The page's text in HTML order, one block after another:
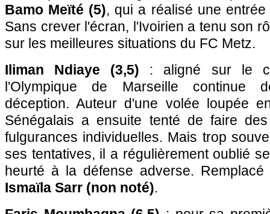
Bamo Meïté (5), qui a réalisé une
Sans crever l'écran, l'Ivoirien a tenu son
sur les meilleures situations du FC Metz.
Iliman Ndiaye (3,5) : aligné sur le
l'Olympique de Marseille continue
déception. Auteur d'une volée loupée
Sénégalais a ensuite tenté de faire
fulgurances individuelles. Mais trop
ses tentatives, il a régulièrement oublié
heurté à la défense adverse.
Ismaïla Sarr (non noté).